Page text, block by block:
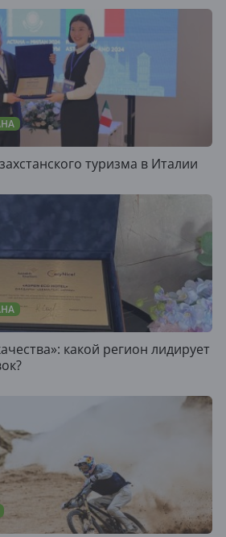
туризма в Италии
какой регион лидирует